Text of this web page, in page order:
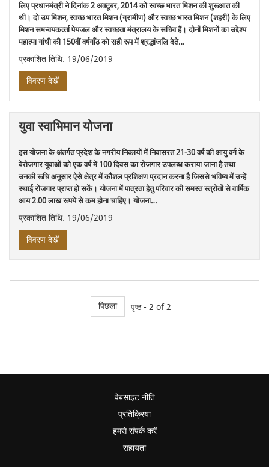
लिए प्रधानमंत्री ने दिनांक 2 अक्‍टूबर, 2014 को स्‍वच्‍छ भारत मिशन की शुरूआत की
थी। दो उप मिशन, स्‍वच्‍छ भारत मिशन (ग्रामीण) और स्‍वच्‍छ भारत मिशन (शहरी) के लिए
मिशन समन्‍वयकर्त्‍ता पेयजल और स्‍वच्‍छता मंत्रालय के सचिव हैं। दोनों मिशनों का उद्देश्‍य
महात्‍मा गांधी की 150वीं वर्षगाँठ को सही रूप में श्रद्धांजलि देते…
प्रकाशित तिथि: 19/06/2019
विवरण देखें
युवा स्वाभिमान योजना
इस योजना के अंतर्गत प्रदेश के नगरीय निकायों में निवासरत 21-30 वर्ष की आयु वर्ग के
बेरोजगार युवाओं को एक वर्ष में 100 दिवस का रोजगार उपलब्ध कराया जाना है तथा
उनकी रूचि अनुसार ऐसे क्षेत्र में कौशल प्रशिक्षण प्रदान करना है जिससे भविष्य में उन्हें
स्थाई रोजगार प्राप्त हो सकें। योजना में पात्रता हेतु परिवार की समस्त स्त्रोतों से वार्षिक
आय 2.00 लाख रूपये से कम होना चाहिए। योजना…
प्रकाशित तिथि: 19/06/2019
विवरण देखें
पिछला पृष्ठ - 2 of 2
वेबसाइट नीति
प्रतिक्रिया
हमसे संपर्क करें
सहायता